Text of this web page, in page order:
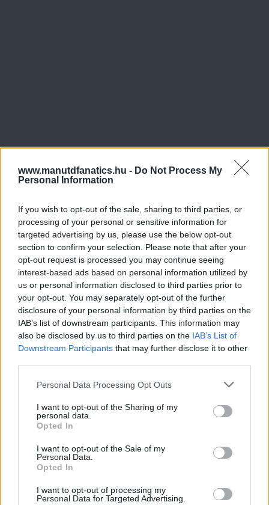
www.manutdfanatics.hu - Do Not Process My
Personal Information
If you wish to opt-out of the sale, sharing to third parties, or
processing of your personal or sensitive information for
targeted advertising by us, please use the below opt-out
section to confirm your selection. Please note that after your
opt-out request is processed you may continue seeing
interest-based ads based on personal information utilized by
us or personal information disclosed to third parties prior to
your opt-out. You may separately opt-out of the further
disclosure of your personal information by third parties on the
IAB’s list of downstream participants. This information may
also be disclosed by us to third parties on the IAB’s List of
Downstream Participants that may further disclose it to other
Please note that this website/app uses one or more Google
not limited to your visit or usage behaviour. You may click to
grant or deny consent to Google and its third-party tags to
use your data for below specified purposes in below Google
consent section.
Personal Data Processing Opt Outs
I want to opt-out of the Sharing of my
personal data.
Opted In
I want to opt-out of the Sale of my
Personal Data.
Opted In
I want to opt-out of processing my
Personal Data for Targeted Advertising.